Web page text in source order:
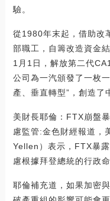
驗。
從1980年末起，借助改
部職工，自籌改造資金
1月1日，解放第二代
公司為一汽頒發了一枚
產、垂直轉型”，創造了
美財長耶倫：FTX崩盤
慮監管:金色財經報道，
Yellen）表示，FTX暴
慮根據拜登總統的行政
耶倫補充道，如果加密